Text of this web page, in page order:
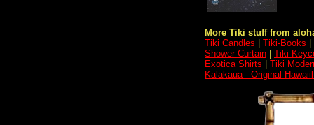
More Tiki stuff from
Tiki Candles
Tiki-Books
Shower Curtain
Tiki
Exotica Shirts
Tiki
Kalakaua - Original